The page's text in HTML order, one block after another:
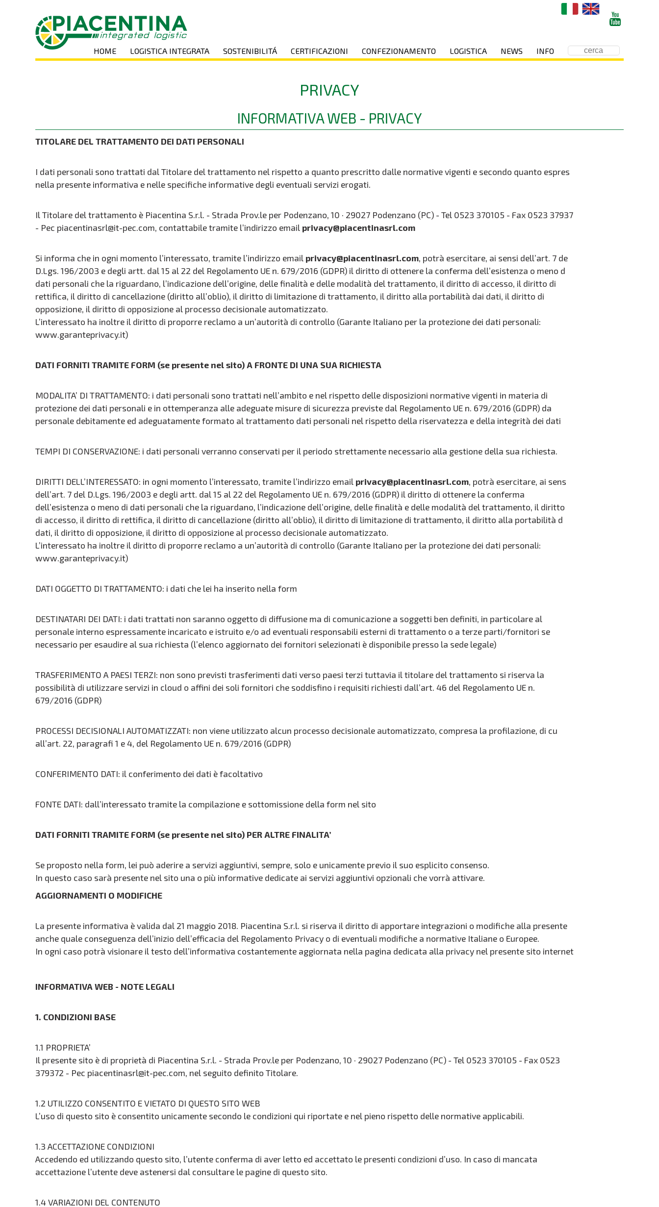
HOME LOGISTICA INTEGRATA SOSTENIBILITÁ CERTIFICAZIONI CONFEZIONAMENTO LOGISTICA NEWS INFO
PRIVACY
INFORMATIVA WEB - PRIVACY
TITOLARE DEL TRATTAMENTO DEI DATI PERSONALI
I dati personali sono trattati dal Titolare del trattamento nel rispetto a quanto prescritto dalle normative vigenti e secondo quanto espres
nella presente informativa e nelle specifiche informative degli eventuali servizi erogati.
Il Titolare del trattamento è Piacentina S.r.l. - Strada Prov.le per Podenzano, 10 · 29027 Podenzano (PC) - Tel 0523 370105 - Fax 0523 37937
- Pec piacentinasrl@it-pec.com, contattabile tramite l’indirizzo email privacy@piacentinasrl.com
Si informa che in ogni momento l’interessato, tramite l’indirizzo email privacy@piacentinasrl.com, potrà esercitare, ai sensi dell’art. 7 de
D.Lgs. 196/2003 e degli artt. dal 15 al 22 del Regolamento UE n. 679/2016 (GDPR) il diritto di ottenere la conferma dell’esistenza o meno d
dati personali che la riguardano, l’indicazione dell’origine, delle finalità e delle modalità del trattamento, il diritto di accesso, il diritto di
rettifica, il diritto di cancellazione (diritto all’oblio), il diritto di limitazione di trattamento, il diritto alla portabilità dai dati, il diritto di
opposizione, il diritto di opposizione al processo decisionale automatizzato.
L’interessato ha inoltre il diritto di proporre reclamo a un’autorità di controllo (Garante Italiano per la protezione dei dati personali:
www.garanteprivacy.it)
DATI FORNITI TRAMITE FORM (se presente nel sito) A FRONTE DI UNA SUA RICHIESTA
MODALITA’ DI TRATTAMENTO: i dati personali sono trattati nell’ambito e nel rispetto delle disposizioni normative vigenti in materia di
protezione dei dati personali e in ottemperanza alle adeguate misure di sicurezza previste dal Regolamento UE n. 679/2016 (GDPR) da
personale debitamente ed adeguatamente formato al trattamento dati personali nel rispetto della riservatezza e della integrità dei dati
TEMPI DI CONSERVAZIONE: i dati personali verranno conservati per il periodo strettamente necessario alla gestione della sua richiesta.
DIRITTI DELL’INTERESSATO: in ogni momento l’interessato, tramite l’indirizzo email privacy@piacentinasrl.com, potrà esercitare, ai sens
dell’art. 7 del D.Lgs. 196/2003 e degli artt. dal 15 al 22 del Regolamento UE n. 679/2016 (GDPR) il diritto di ottenere la conferma
dell’esistenza o meno di dati personali che la riguardano, l’indicazione dell’origine, delle finalità e delle modalità del trattamento, il diritto
di accesso, il diritto di rettifica, il diritto di cancellazione (diritto all’oblio), il diritto di limitazione di trattamento, il diritto alla portabilità d
dati, il diritto di opposizione, il diritto di opposizione al processo decisionale automatizzato.
L’interessato ha inoltre il diritto di proporre reclamo a un’autorità di controllo (Garante Italiano per la protezione dei dati personali:
www.garanteprivacy.it)
DATI OGGETTO DI TRATTAMENTO: i dati che lei ha inserito nella form
DESTINATARI DEI DATI: i dati trattati non saranno oggetto di diffusione ma di comunicazione a soggetti ben definiti, in particolare al
personale interno espressamente incaricato e istruito e/o ad eventuali responsabili esterni di trattamento o a terze parti/fornitori se
necessario per esaudire al sua richiesta (l’elenco aggiornato dei fornitori selezionati è disponibile presso la sede legale)
TRASFERIMENTO A PAESI TERZI: non sono previsti trasferimenti dati verso paesi terzi tuttavia il titolare del trattamento si riserva la
possibilità di utilizzare servizi in cloud o affini dei soli fornitori che soddisfino i requisiti richiesti dall’art. 46 del Regolamento UE n.
679/2016 (GDPR)
PROCESSI DECISIONALI AUTOMATIZZATI: non viene utilizzato alcun processo decisionale automatizzato, compresa la profilazione, di cu
all’art. 22, paragrafi 1 e 4, del Regolamento UE n. 679/2016 (GDPR)
CONFERIMENTO DATI: il conferimento dei dati è facoltativo
FONTE DATI: dall’interessato tramite la compilazione e sottomissione della form nel sito
DATI FORNITI TRAMITE FORM (se presente nel sito) PER ALTRE FINALITA’
Se proposto nella form, lei può aderire a servizi aggiuntivi, sempre, solo e unicamente previo il suo esplicito consenso.
In questo caso sarà presente nel sito una o più informative dedicate ai servizi aggiuntivi opzionali che vorrà attivare.
AGGIORNAMENTI O MODIFICHE
La presente informativa è valida dal 21 maggio 2018. Piacentina S.r.l. si riserva il diritto di apportare integrazioni o modifiche alla presente
anche quale conseguenza dell’inizio dell’efficacia del Regolamento Privacy o di eventuali modifiche a normative Italiane o Europee.
In ogni caso potrà visionare il testo dell’informativa costantemente aggiornata nella pagina dedicata alla privacy nel presente sito internet
INFORMATIVA WEB - NOTE LEGALI
1. CONDIZIONI BASE
1.1 PROPRIETA’
Il presente sito è di proprietà di Piacentina S.r.l. - Strada Prov.le per Podenzano, 10 · 29027 Podenzano (PC) - Tel 0523 370105 - Fax 0523
379372 - Pec piacentinasrl@it-pec.com, nel seguito definito Titolare.
1.2 UTILIZZO CONSENTITO E VIETATO DI QUESTO SITO WEB
L’uso di questo sito è consentito unicamente secondo le condizioni qui riportate e nel pieno rispetto delle normative applicabili.
1.3 ACCETTAZIONE CONDIZIONI
Accedendo ed utilizzando questo sito, l’utente conferma di aver letto ed accettato le presenti condizioni d’uso. In caso di mancata
accettazione l’utente deve astenersi dal consultare le pagine di questo sito.
1.4 VARIAZIONI DEL CONTENUTO